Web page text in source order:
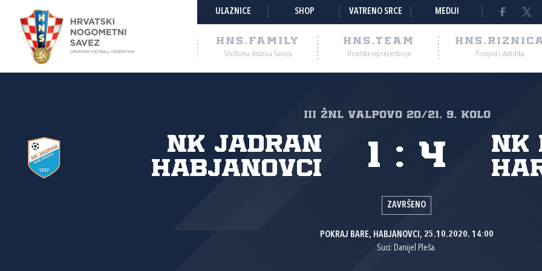
ULAZNICE SHOP VATRENO SRCE MEDIJI
HNS.FAMILY
Službena stranica Saveza
HNS.TEAM
Hrvatske reprezentacije Povijest i statistika
III ŽNL VALPOVO 20/21, 9. kolo
NK Jadran
Habjanovci
1 : 4
ZAVRŠENO
POKRAJ BARE, HABJANOVCI, 25.10.2020. 14:00
Suci: Danijel Pleša.